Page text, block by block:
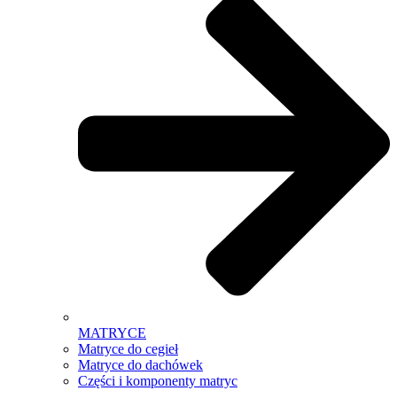
MATRYCE
Matryce do cegieł
Matryce do dachówek
Części i komponenty matryc